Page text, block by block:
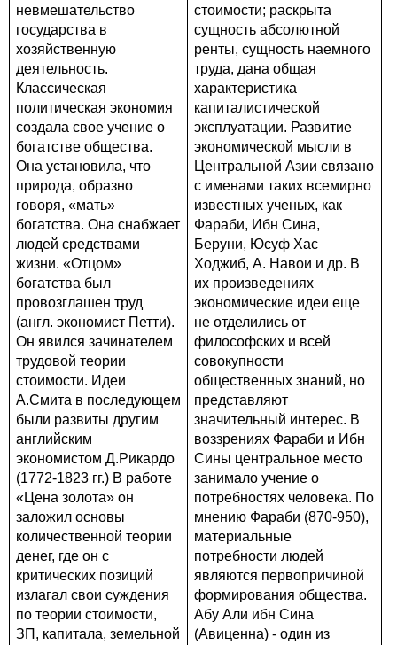
стоимости; раскрыта
сущность абсолютной
ренты, сущность наемного
труда, дана общая
характеристика
капиталистической
эксплуатации. Развитие
экономической мысли в
Центральной Азии связано
с именами таких всемирно
известных ученых, как
Фараби, Ибн Сина,
Беруни, Юсуф Хас
Ходжиб, А. Навои и др. В
их произведениях
экономические идеи еще
не отделились от
философских и всей
совокупности
общественных знаний, но
представляют
значительный интерес. В
воззрениях Фараби и Ибн
Сины центральное место
занимало учение о
потребностях человека. По
мнению Фараби (870-950),
материальные
потребности людей
являются первопричиной
формирования общества.
Абу Али ибн Сина
(Авиценна) - один из